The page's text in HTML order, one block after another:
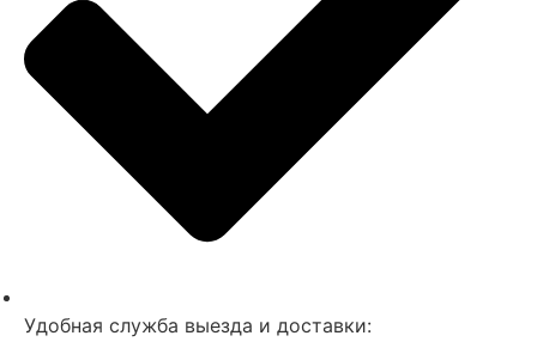
Удобная служба выезда и доставки: